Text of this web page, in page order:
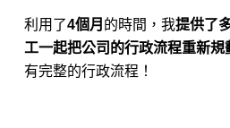
​利用了4個月 的時間，我提供了
工一起把公司的行政流程重新規
有完整的行政流程！